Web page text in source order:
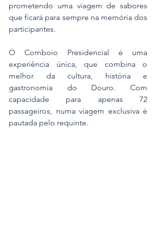
prometendo uma viagem de sabores
que ficará para sempre na memória dos
participantes.
O Comboio Presidencial é uma
experiência única, que combina o
melhor da cultura, história e
gastronomia do Douro. Com
capacidade para apenas 72
passageiros, numa viagem exclusiva é
pautada pelo requinte.